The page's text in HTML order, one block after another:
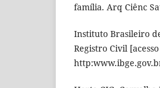
família. Arq Ciênc
Instituto Brasileiro
Registro Civil